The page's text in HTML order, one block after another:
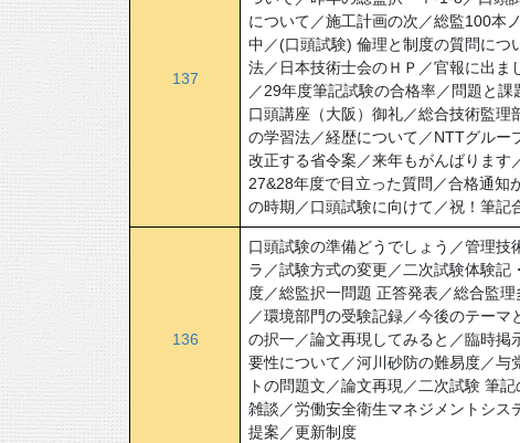
137
について／施工計画の次／総監100本
中／(口頭試験) 倫理と制度の質問につ
法／日本技術士会のＨＰ／官報に出ま
／29年度筆記試験の合格率／問題と
口頭講座（大阪）御礼／総合技術監
の学習法／経歴について／NTTグルー
改正する省令案／来年もがんばります
27&28年度で目立った質問／合格通
の時期／口頭試験に向けて／祝！筆
136
口頭試験の準備どうでしょう／管理
ラ／試験方式の変更／二次試験体験
度／総監択一問題 正答発表／総合監
／環境部門の受験記録／今後のテー
の択一／論文再現してみると／臨時
要性について／河川砂防の難易度／与
トの問題文／論文再現／二次試験 筆
雑談／労働安全衛生マネジメントシ
提案／更新制度